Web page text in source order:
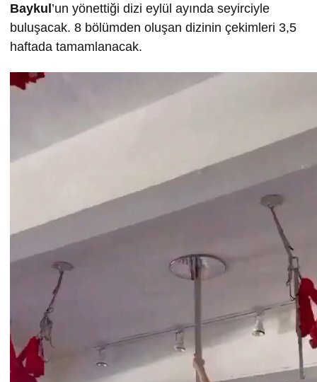
Baykul’un yönettiği dizi eylül ayında seyirciyle
buluşacak. 8 bölümden oluşan dizinin çekimleri 3,5
haftada tamamlanacak.